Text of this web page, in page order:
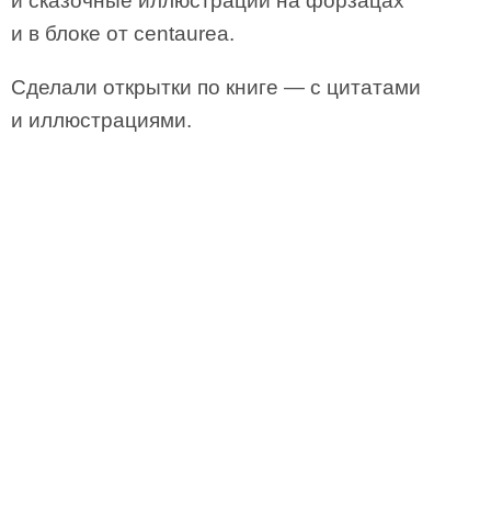
и в блоке от centaurea.
Сделали открытки по книге — с цитатами
и иллюстрациями.